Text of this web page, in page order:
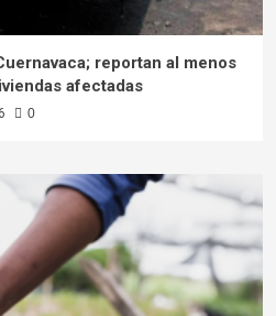
reportan al menos
afectadas
0